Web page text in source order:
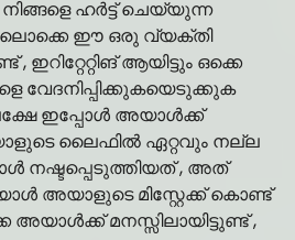
, നിങ്ങളെ ഹർട്ട് ചെയ്യുന്ന
ഈ ഒരു വ്യക്തി
, ഇറിറ്റേറ്റിങ് ആയിട്ടും ഒക്കെ
വേദനിപ്പിക്കുകയെടുക്കുക
ഇപ്പോൾ അയാൾക്ക്
ലൈഫിൽ ഏറ്റവും നല്ല
നഷ്ടപ്പെടുത്തിയത് , അത്
അയാളുടെ മിസ്റ്റേക്ക് കൊണ്ട്
മനസ്സിലായിട്ടുണ്ട് ,